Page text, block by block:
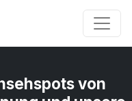
von